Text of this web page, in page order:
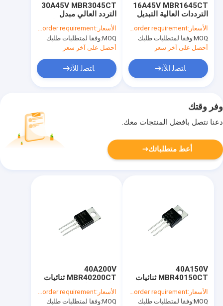
30A45V MBR3045CT
التردد العالي مبدل
إمدادات الطاقة ديودات
الحاجز شوتكي
الأسعار:According to your order requirement
MOQ: وفقا لمتطلبات طلبك
أحصل على آخر سعر
ﺎﺘﺼﻟ ﺍﻶﻧ
16A45V MBR1645CT
الترددات العالية التبديل
إمدادات الطاقة ديودات
شوتكي الحاجز
الأسعار:According to your order requirement
MOQ: وفقا لمتطلبات طلبك
أحصل على آخر سعر
ﺎﺘﺼﻟ ﺍﻶﻧ
وفر وقتك
دعنا نتصل بأفضل المنتجات معك.
أعط متطلباتك
40A200V
MBR40200CT ثنائيات
حاجز شوتكي ذات الجهد
الأمامي المنخفض
الأسعار:According to your order requirement
MOQ: وفقا لمتطلبات طلبك
40A150V
MBR40150CT ثنائيات
حاجز شوتكي مع حماية
القطبية
الأسعار:According to your order requirement
MOQ: وفقا لمتطلبات طلبك